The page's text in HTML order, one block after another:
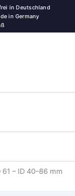
in Deutschland
in Germany
– ID 40–86 mm